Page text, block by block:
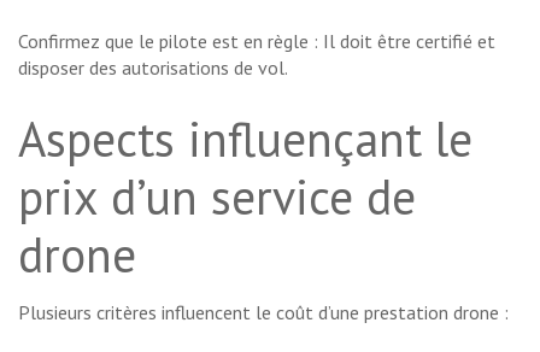
Confirmez que le pilote est en règle : Il doit être certifié et
disposer des autorisations de vol.
Aspects influençant le
prix d’un service de
drone
Plusieurs critères influencent le coût d’une prestation drone :